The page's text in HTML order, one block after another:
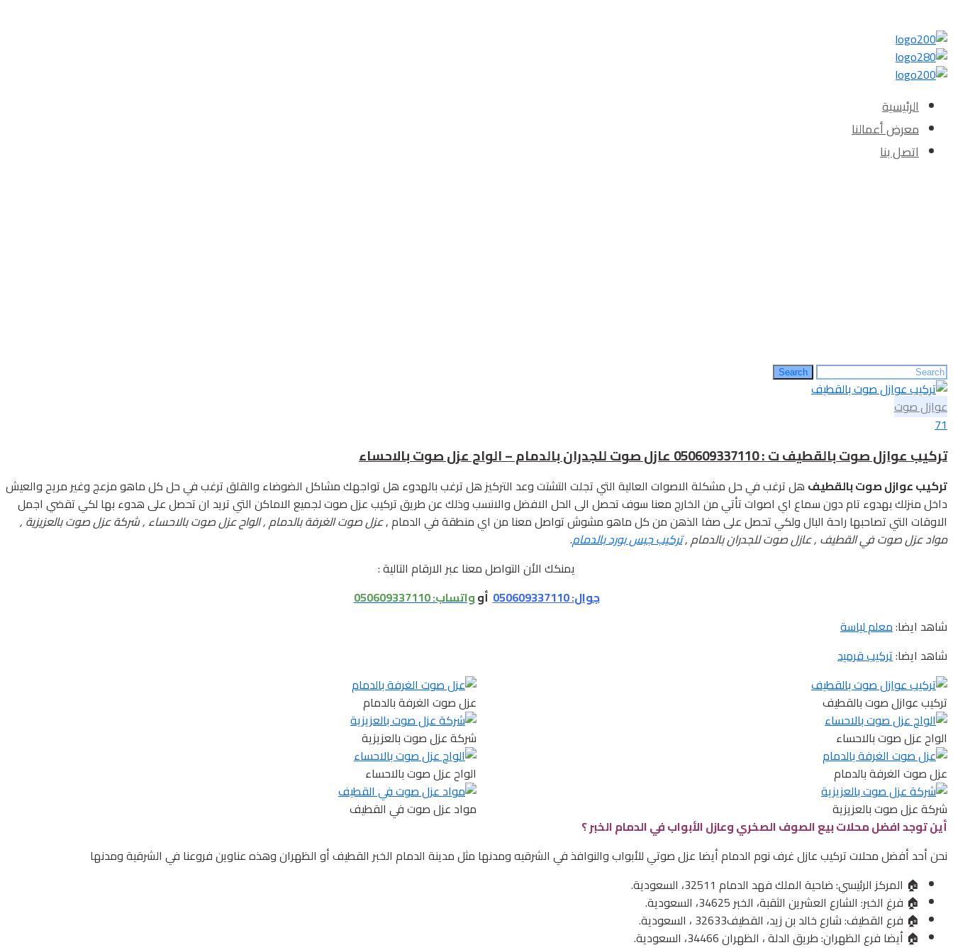
الرئيسية‎
معرض أعمالنا‎‎
اتصل بنا‎‎
Search
for:
Search
عوازل صوت
71
تركيب عوازل صوت بالقطيف ت : 050609337110 عازل صوت للجدران بالدمام – الواح عزل صوت بالاحساء
تركيب عوازل صوت بالقطيف هل ترغب في حل مشكلة الاصوات العالية التي تجلت التشتت وعد التركيز هل ترغب بالهدوء هل تواجهك مشاكل الضوضاء والقلق ترغب في حل كل ماهو مزعج وغير مريح والعيش
داخل منزلك بهدوء تام دون سماع اي اصوات تأتي من الخارج معنا سوف تحصل الى الحل الافضل والانسب وذلك عن طريق تركيب عزل صوت لجميع الاماكن التي تريد ان تحصل على هدوء بها لكي تقضي اجمل
الاوقات التي تصاحبها راحة البال ولكي تحصل على صفا الذهن من كل ماهو مشوش تواصل معنا من اي منطقة في الدمام ,عزل صوت الغرفة بالدمام , الواح عزل صوت بالاحساء , شركة عزل صوت بالعزيزية ,
مواد عزل صوت في القطيف , عازل صوت للجدران بالدمام ,تركيب جبس بورد بالدمام.
يمنكك الأن التواصل معنا عبر الارقام التالية :
جوال: 050609337110
أوواتساب:050609337110
شاهد ايضا:معلم لياسة
شاهد ايضا:تركيب قرميد
تركيب عوازل صوت بالقطيف
عزل صوت الغرفة بالدمام
الواح عزل صوت بالاحساء
شركة عزل صوت بالعزيزية
عزل صوت الغرفة بالدمام
الواح عزل صوت بالاحساء
شركة عزل صوت بالعزيزية
مواد عزل صوت في القطيف
أين توجد افضل محلات بيع الصوف الصخري وعازلالأبوابفي الدمام الخبر ؟
نحن أحد أفضل محلات تركيب عازل غرف نوم الدمام أيضا عزل صوتي للأبواب والنوافذ في الشرقيه ومدنها مثل مدينة الدمام الخبر القطيف أو الظهران وهذه عناوين فروعنا في الشرقية ومدنها
🏠 المركز الرئيسي: ضاحية الملك فهد الدمام 32511، السعودية.
🏠 فرغ الخبر: الشارع العشرين الثقبة، الخبر 34625، السعودية.
🏠 فرع القطيف: شارع خالد بن زيد، القطيف‎ 32633، السعودية.
🏠 أيضا فرع الظهران: طريق الدلة ، الظهران 34466، السعودية.